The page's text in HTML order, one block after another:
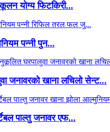
योग्य फिटकिरी...
पन्नी पुन...
जनावरको खाना लचिलो सेन्ट...
पाल्तु जनावर एफ...